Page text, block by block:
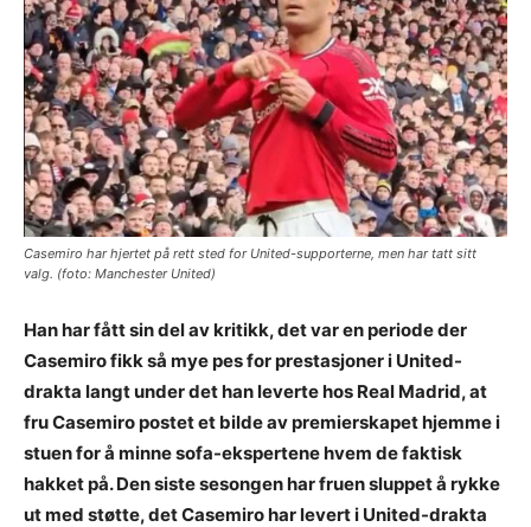
Casemiro har hjertet på rett sted for United-supporterne, men har tatt sitt
valg. (foto: Manchester United)
Han har fått sin del av kritikk, det var en periode der
Casemiro fikk så mye pes for prestasjoner i United-
drakta langt under det han leverte hos Real Madrid, at
fru Casemiro postet et bilde av premierskapet hjemme i
stuen for å minne sofa-ekspertene hvem de faktisk
hakket på. Den siste sesongen har fruen sluppet å rykke
ut med støtte, det Casemiro har levert i United-drakta